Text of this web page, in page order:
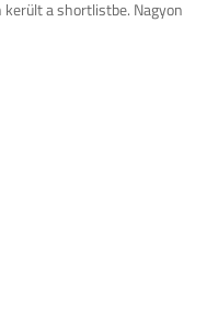
a shortlistbe. Nagyon